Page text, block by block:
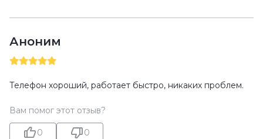
Аноним
Телефон хороший, работает быстро, никаких проблем.
Вам помог этот отзыв?
0 0